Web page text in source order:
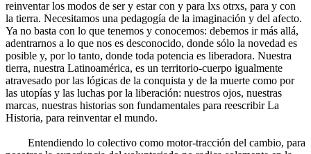
reinventar los modos de ser y estar con y para lxs otrxs, para y con
la tierra. Necesitamos una pedagogía de la imaginación y del afecto.
Ya no basta con lo que tenemos y conocemos: debemos ir más allá,
adentrarnos a lo que nos es desconocido, donde sólo la novedad es
posible y, por lo tanto, donde toda potencia es liberadora. Nuestra
tierra, nuestra Latinoamérica, es un territorio-cuerpo igualmente
atravesado por las lógicas de la conquista y de la muerte como por
las utopías y las luchas por la liberación: nuestros ojos, nuestras
marcas, nuestras historias son fundamentales para reescribir La
Historia, para reinventar el mundo.
Entendiendo lo colectivo como motor-tracción del cambio, para